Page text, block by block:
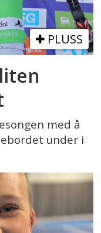
PLUSS
med å
under i